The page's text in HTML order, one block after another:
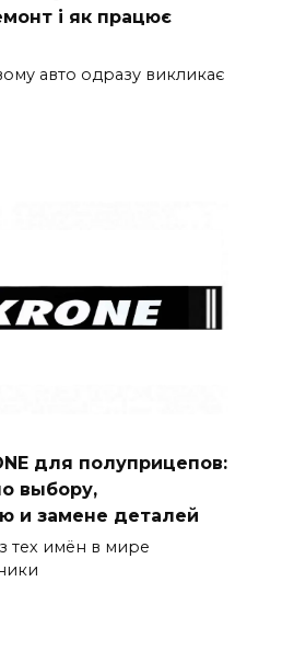
і як працює
авто одразу викликає
для полуприцепов:
выбору,
и замене деталей
тех имён в мире